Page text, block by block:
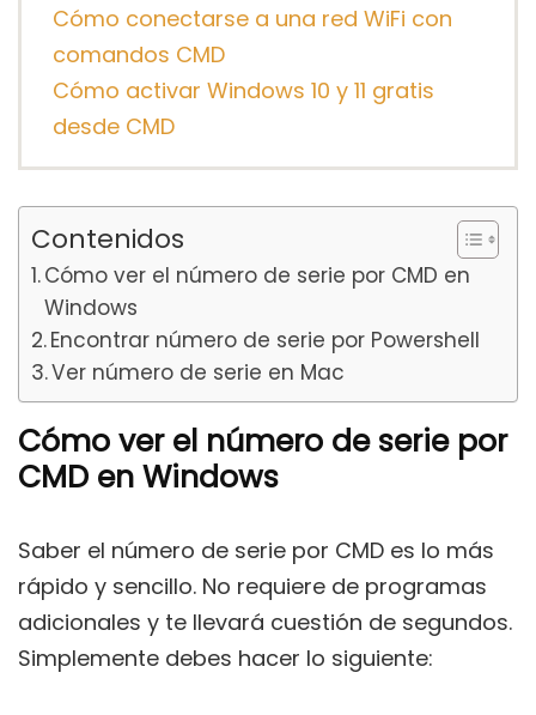
Cómo conectarse a una red WiFi con
comandos CMD
Cómo activar Windows 10 y 11 gratis
desde CMD
Contenidos
Cómo ver el número de serie por CMD en
Windows
Encontrar número de serie por Powershell
Ver número de serie en Mac
Cómo ver el número de serie por
CMD en Windows
Saber el número de serie por CMD es lo más
rápido y sencillo. No requiere de programas
adicionales y te llevará cuestión de segundos.
Simplemente debes hacer lo siguiente: